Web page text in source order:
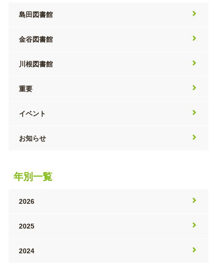
島田図書館
金谷図書館
川根図書館
重要
イベント
お知らせ
年別一覧
2026
2025
2024